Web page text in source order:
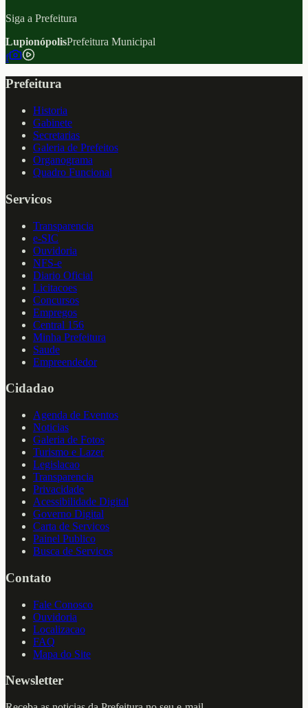
Siga a Prefeitura
LupionópolisPrefeitura Municipal
f
Prefeitura
Historia
Gabinete
Secretarias
Galeria de Prefeitos
Organograma
Quadro Funcional
Servicos
Transparencia
e-SIC
Ouvidoria
NFS-e
Diario Oficial
Licitacoes
Concursos
Empregos
Central 156
Minha Prefeitura
Saude
Empreendedor
Cidadao
Agenda de Eventos
Noticias
Galeria de Fotos
Turismo e Lazer
Legislacao
Transparencia
Privacidade
Acessibilidade Digital
Governo Digital
Carta de Servicos
Painel Publico
Busca de Servicos
Contato
Fale Conosco
Ouvidoria
Localizacao
FAQ
Mapa do Site
Newsletter